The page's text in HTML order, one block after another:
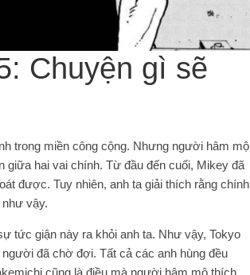
Chuyện gì sẽ
trong miền công cộng. Nhưng người hâm mộ
giữa hai vai chính. Từ đầu đến cuối, Mikey đã
được. Tuy nhiên, anh ta giải thích rằng chính
vậy.
tức giận này ra khỏi anh ta. Như vậy, Tokyo
đã chờ đợi. Tất cả các anh hùng đều